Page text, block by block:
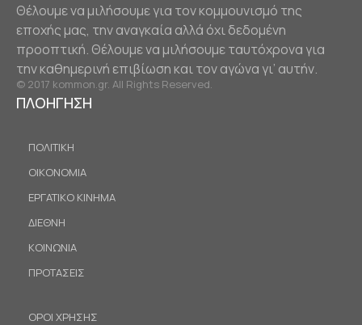
Θέλουμε να μιλήσουμε για τον κομμουνισμό της
εποχής μας, την αναγκαία αλλά όχι δεδομένη
προοπτική. Θέλουμε να μιλήσουμε ταυτόχρονα για
την καθημερινή επιβίωση και τον αγώνα γι’ αυτήν.
© 2017 kommon.gr. All Rights Reserved.
ΠΛΟΗΓΗΣΗ
ΠΟΛΙΤΙΚΗ
ΟΙΚΟΝΟΜΙΑ
ΕΡΓΑΤΙΚΟ ΚΙΝΗΜΑ
ΔΙΕΘΝΗ
ΚΟΙΝΩΝΙΑ
ΠΡΟΤΑΣΕΙΣ
ΟΡΟΙ ΧΡΗΣΗΣ